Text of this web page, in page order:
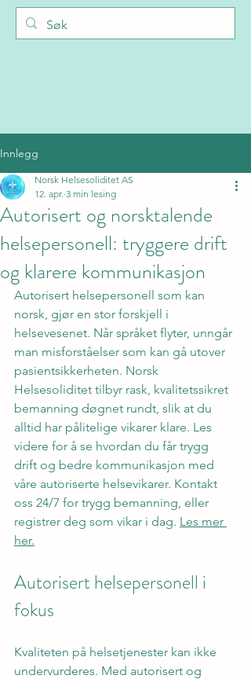
Innlegg
Autorisert og norsktalende
helsepersonell: tryggere drift
og klarere kommunikasjon
Norsk Helsesoliditet AS
12. apr. 3 min lesing
Autorisert helsepersonell som kan
norsk, gjør en stor forskjell i
helsevesenet. Når språket flyter, unngår
man misforståelser som kan gå utover
pasientsikkerheten. Norsk
Helsesoliditet tilbyr rask, kvalitetssikret
bemanning døgnet rundt, slik at du
alltid har pålitelige vikarer klare. Les
videre for å se hvordan du får trygg
drift og bedre kommunikasjon med
våre autoriserte helsevikarer. Kontakt
oss 24/7 for trygg bemanning, eller
registrer deg som vikar i dag. Les mer
her.
Autorisert helsepersonell i
fokus
Kvaliteten på helsetjenester kan ikke
undervurderes. Med autorisert og